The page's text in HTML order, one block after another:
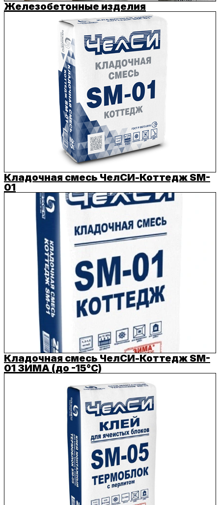
Железобетонные изделия
Кладочная смесь ЧелСИ-Коттедж SM-
01
Кладочная смесь ЧелСИ-Коттедж SM-
01 ЗИМА (до -15°C)